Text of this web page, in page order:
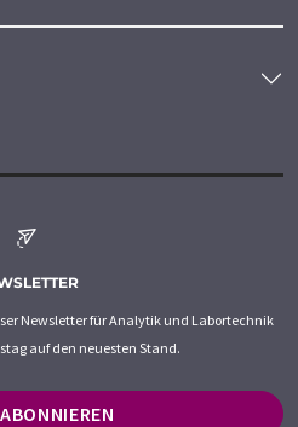
Newsletter für Analytik und Labortechnik
auf den neuesten Stand.